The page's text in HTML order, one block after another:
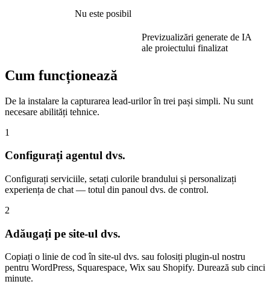
Nu este posibil
Previzualizări generate de IA
ale proiectului finalizat
Cum funcționează
De la instalare la capturarea lead-urilor în trei pași simpli. Nu sunt
necesare abilități tehnice.
1
Configurați agentul dvs.
Configurați serviciile, setați culorile brandului și personalizați
experiența de chat — totul din panoul dvs. de control.
2
Adăugați pe site-ul dvs.
Copiați o linie de cod în site-ul dvs. sau folosiți plugin-ul nostru
pentru WordPress, Squarespace, Wix sau Shopify. Durează sub cinci
minute.